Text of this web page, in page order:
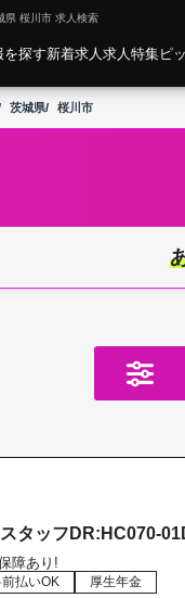
県 桜川市 求人検索
を探す新着求人求人特集ピ
茨城県 桜川市
タッフDR:HC070-
障あり!
払いOK 厚生年金